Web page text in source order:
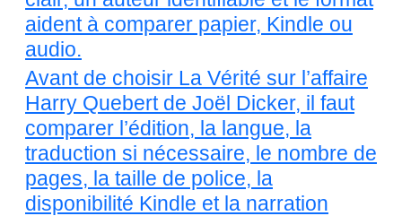
aident à comparer papier, Kindle ou
audio.
Avant de choisir La Vérité sur l’affaire
Harry Quebert de Joël Dicker, il faut
comparer l’édition, la langue, la
traduction si nécessaire, le nombre de
pages, la taille de police, la
disponibilité Kindle et la narration